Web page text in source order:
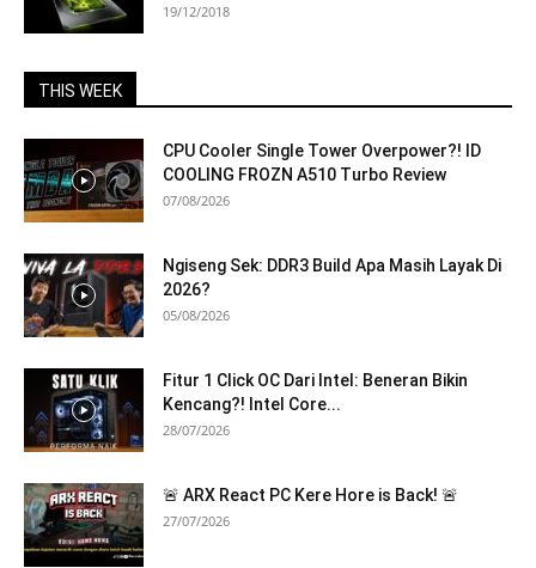
19/12/2018
THIS WEEK
CPU Cooler Single Tower Overpower?! ID
COOLING FROZN A510 Turbo Review
07/08/2026
Ngiseng Sek: DDR3 Build Apa Masih Layak Di
2026?
05/08/2026
Fitur 1 Click OC Dari Intel: Beneran Bikin
Kencang?! Intel Core...
28/07/2026
🚨 ARX React PC Kere Hore is Back! 🚨
27/07/2026